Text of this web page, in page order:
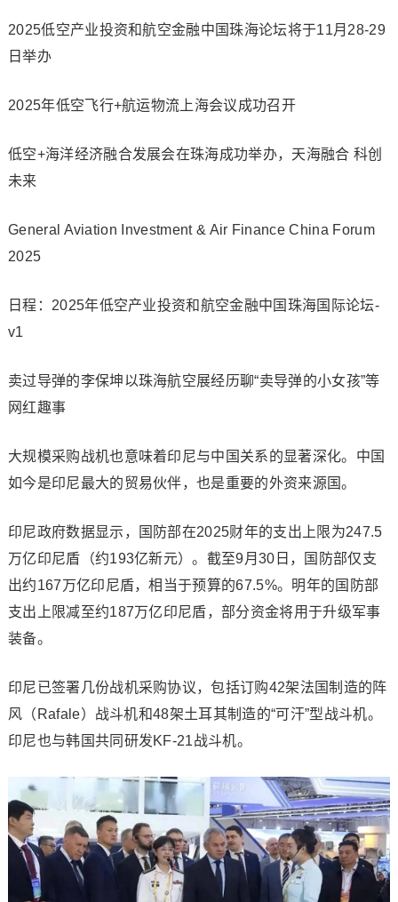
2025低空产业投资和航空金融中国珠海论坛将于11月28-29
日举办
2025年低空飞行+航运物流上海会议成功召开
低空+海洋经济融合发展会在珠海成功举办，天海融合 科创
未来
General Aviation Investment & Air Finance China Forum
2025
日程：2025年低空产业投资和航空金融中国珠海国际论坛-
v1
卖过导弹的李保坤以珠海航空展经历聊“卖导弹的小女孩”等
网红趣事
大规模采购战机也意味着印尼与中国关系的显著深化。中国
如今是印尼最大的贸易伙伴，也是重要的外资来源国。
印尼政府数据显示，国防部在2025财年的支出上限为247.5
万亿印尼盾（约193亿新元）。截至9月30日，国防部仅支
出约167万亿印尼盾，相当于预算的67.5%。明年的国防部
支出上限减至约187万亿印尼盾，部分资金将用于升级军事
装备。
印尼已签署几份战机采购协议，包括订购42架法国制造的阵
风（Rafale）战斗机和48架土耳其制造的“可汗”型战斗机。
印尼也与韩国共同研发KF-21战斗机。